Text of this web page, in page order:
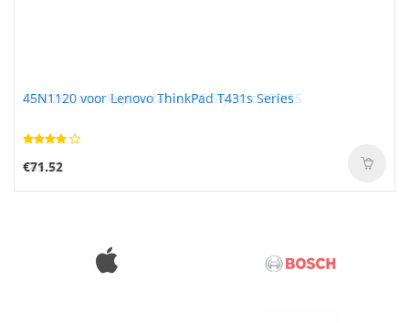
45N1120 voor Lenovo ThinkPad T431s Series
€71.52